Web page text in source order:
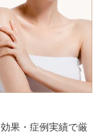
果・症例実績で厳